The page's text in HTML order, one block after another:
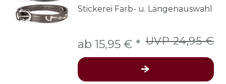
Stickerei Farb- u. Längenauswahl
UVP 24,95 €
ab 15,95 € *